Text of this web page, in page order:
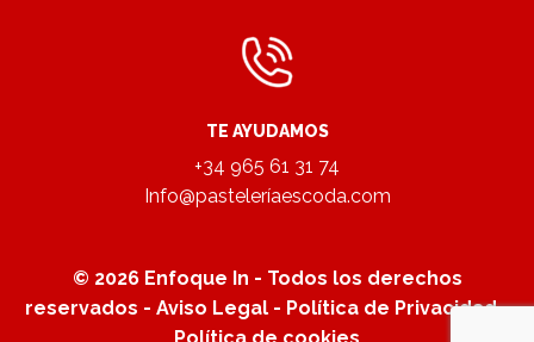
TE AYUDAMOS
+34 965 61 31 74
Info@pasteleríaescoda.com
© 2026 Enfoque In - Todos los derechos
reservados - Aviso Legal- Política de Privacidad-